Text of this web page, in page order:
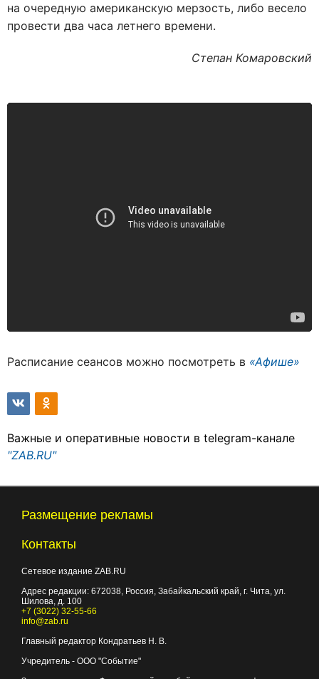
на очередную американскую мерзость, либо весело
провести два часа летнего времени.
Степан Комаровский
Расписание сеансов можно посмотреть в «Афише»
Важные и оперативные новости в telegram-канале
"ZAB.RU"
Размещение рекламы
Контакты
Сетевое издание ZAB.RU
Адрес редакции: 672038, Россия, Забайкальский край, г. Чита, ул.
Шилова, д. 100
+7 (3022) 32-55-66
info@zab.ru
Главный редактор Кондратьев Н. В.
Учредитель - ООО "Событие"